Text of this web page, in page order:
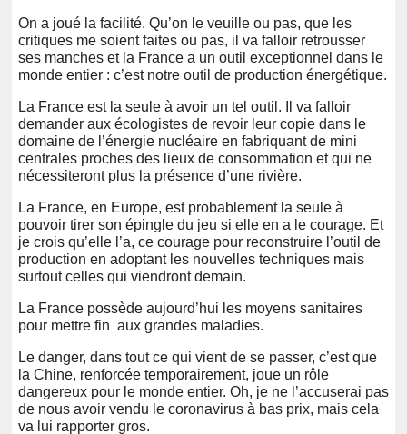
On a joué la facilité. Qu’on le veuille ou pas, que les
critiques me soient faites ou pas, il va falloir retrousser
ses manches et la France a un outil exceptionnel dans le
monde entier : c’est notre outil de production énergétique.
La France est la seule à avoir un tel outil. Il va falloir
demander aux écologistes de revoir leur copie dans le
domaine de l’énergie nucléaire en fabriquant de mini
centrales proches des lieux de consommation et qui ne
nécessiteront plus la présence d’une rivière.
La France, en Europe, est probablement la seule à
pouvoir tirer son épingle du jeu si elle en a le courage. Et
je crois qu’elle l’a, ce courage pour reconstruire l’outil de
production en adoptant les nouvelles techniques mais
surtout celles qui viendront demain.
La France possède aujourd’hui les moyens sanitaires
pour mettre fin aux grandes maladies.
Le danger, dans tout ce qui vient de se passer, c’est que
la Chine, renforcée temporairement, joue un rôle
dangereux pour le monde entier. Oh, je ne l’accuserai pas
de nous avoir vendu le coronavirus à bas prix, mais cela
va lui rapporter gros.